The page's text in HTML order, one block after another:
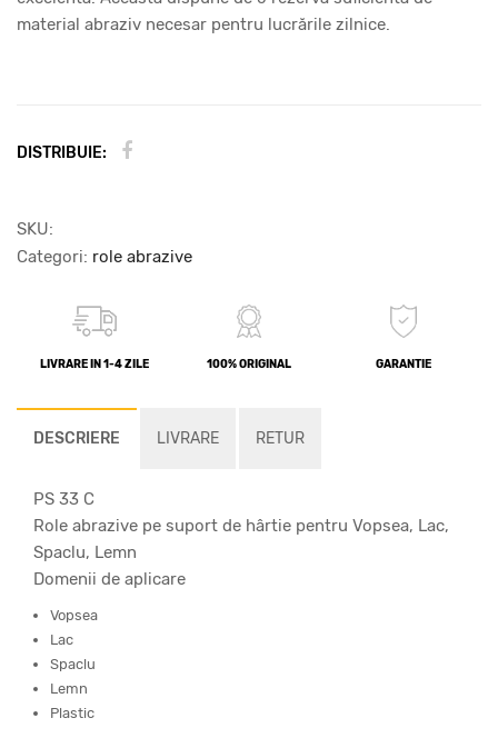
material abraziv necesar pentru lucrările zilnice.
DISTRIBUIE:
SKU:
Categori: role abrazive
LIVRARE IN 1-4 ZILE 100% ORIGINAL GARANTIE
DESCRIERE LIVRARE RETUR
PS 33 C
Role abrazive pe suport de hârtie pentru Vopsea, Lac,
Spaclu, Lemn
Domenii de aplicare
Vopsea
Lac
Spaclu
Lemn
Plastic